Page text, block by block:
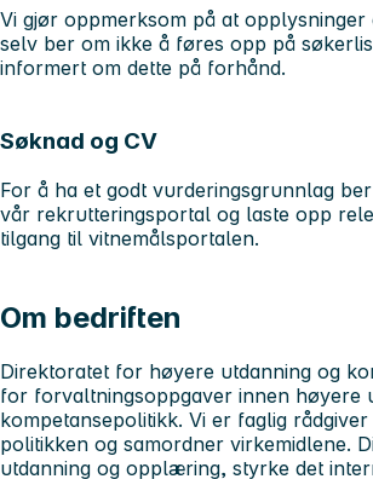
Vi gjør oppmerksom på at
selv ber om ikke å føres opp på
informert om dette på forhånd.
Søknad og CV
For å ha et godt vurderingsgrunnlag
vår rekrutteringsportal og laste opp
tilgang til vitnemålsportalen.
Om bedriften
Direktoratet for høyere utdanning og
for forvaltningsoppgaver innen høyere
kompetansepolitikk. Vi er faglig
politikken og samordner virkemidlene.
utdanning og opplæring, styrke det